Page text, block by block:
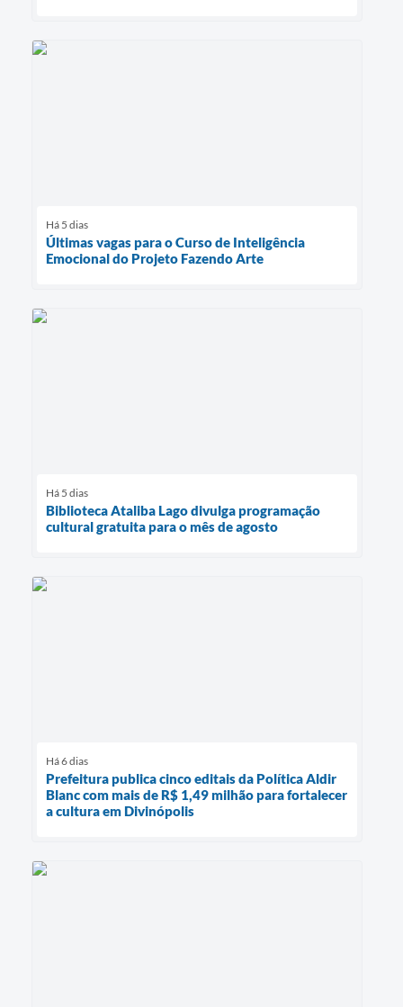
Há 5 dias
Últimas vagas para o Curso de Inteligência
Emocional do Projeto Fazendo Arte
Há 5 dias
Biblioteca Ataliba Lago divulga programação
cultural gratuita para o mês de agosto
Há 6 dias
Prefeitura publica cinco editais da Política Aldir
Blanc com mais de R$ 1,49 milhão para fortalecer
a cultura em Divinópolis